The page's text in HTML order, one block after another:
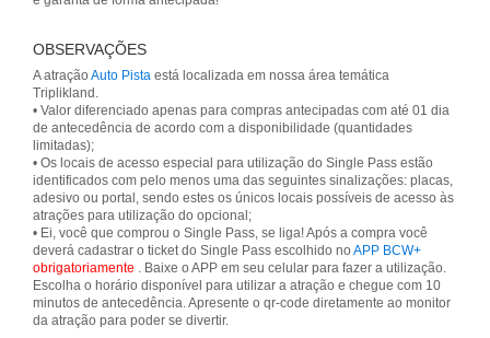
OBSERVAÇÕES
A atração Auto Pista está localizada em nossa área temática
Triplikland.
• Valor diferenciado apenas para compras antecipadas com até 01 dia
de antecedência de acordo com a disponibilidade (quantidades
limitadas);
• Os locais de acesso especial para utilização do Single Pass estão
identificados com pelo menos uma das seguintes sinalizações: placas,
adesivo ou portal, sendo estes os únicos locais possíveis de acesso às
atrações para utilização do opcional;
• Ei, você que comprou o Single Pass, se liga! Após a compra você
deverá cadastrar o ticket do Single Pass escolhido no APP BCW+
obrigatoriamente . Baixe o APP em seu celular para fazer a utilização.
Escolha o horário disponível para utilizar a atração e chegue com 10
minutos de antecedência. Apresente o qr-code diretamente ao monitor
da atração para poder se divertir.